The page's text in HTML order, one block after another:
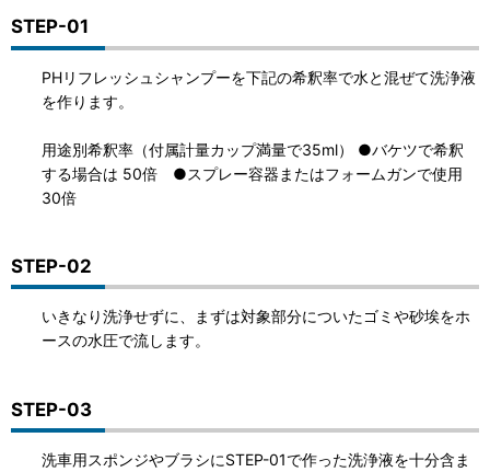
STEP-01
PHリフレッシュシャンプーを下記の希釈率で水と混ぜて洗浄液
を作ります。
用途別希釈率（付属計量カップ満量で35ml） ●バケツで希釈
する場合は 50倍 ●スプレー容器またはフォームガンで使用
30倍
STEP-02
いきなり洗浄せずに、まずは対象部分についたゴミや砂埃をホ
ースの水圧で流します。
STEP-03
洗車用スポンジやブラシにSTEP-01で作った洗浄液を十分含ま